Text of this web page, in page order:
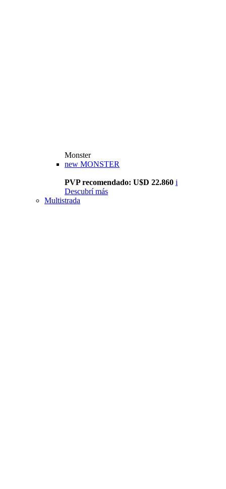
Monster
new MONSTER
PVP recomendado: U$D 22.860 i
Descubrí más
Multistrada